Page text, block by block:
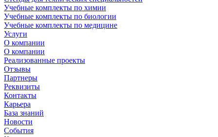
Учебные комплекты по химии
Учебные комплекты по биологии
Учебные комплекты по медицине
Услуги
О компании
О компании
Реализованные проекты
Отзывы
Партнеры
Реквизиты
Контакты
Карьера
База знаний
Новости
События